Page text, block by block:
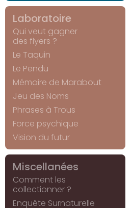
Laboratoire
Qui veut gagner
des flyers ?
Le Taquin
Le Pendu
Mémoire de Marabout
Jeu des Noms
Phrases à Trous
Force psychique
Vision du futur
Miscellanées
Comment les
collectionner ?
Enquête Surnaturelle